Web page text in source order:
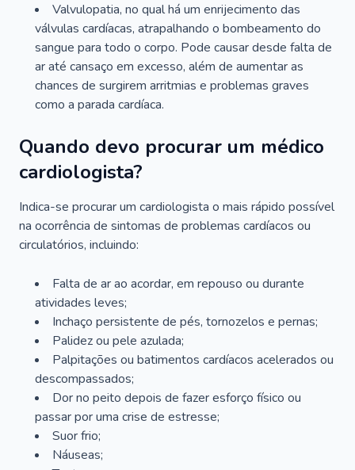
Valvulopatia, no qual há um enrijecimento das
válvulas cardíacas, atrapalhando o bombeamento do
sangue para todo o corpo. Pode causar desde falta de
ar até cansaço em excesso, além de aumentar as
chances de surgirem arritmias e problemas graves
como a parada cardíaca.
Quando devo procurar um médico
cardiologista?
Indica-se procurar um cardiologista o mais rápido possível
na ocorrência de sintomas de problemas cardíacos ou
circulatórios, incluindo:
Falta de ar ao acordar, em repouso ou durante
atividades leves;
Inchaço persistente de pés, tornozelos e pernas;
Palidez ou pele azulada;
Palpitações ou batimentos cardíacos acelerados ou
descompassados;
Dor no peito depois de fazer esforço físico ou
passar por uma crise de estresse;
Suor frio;
Náuseas;